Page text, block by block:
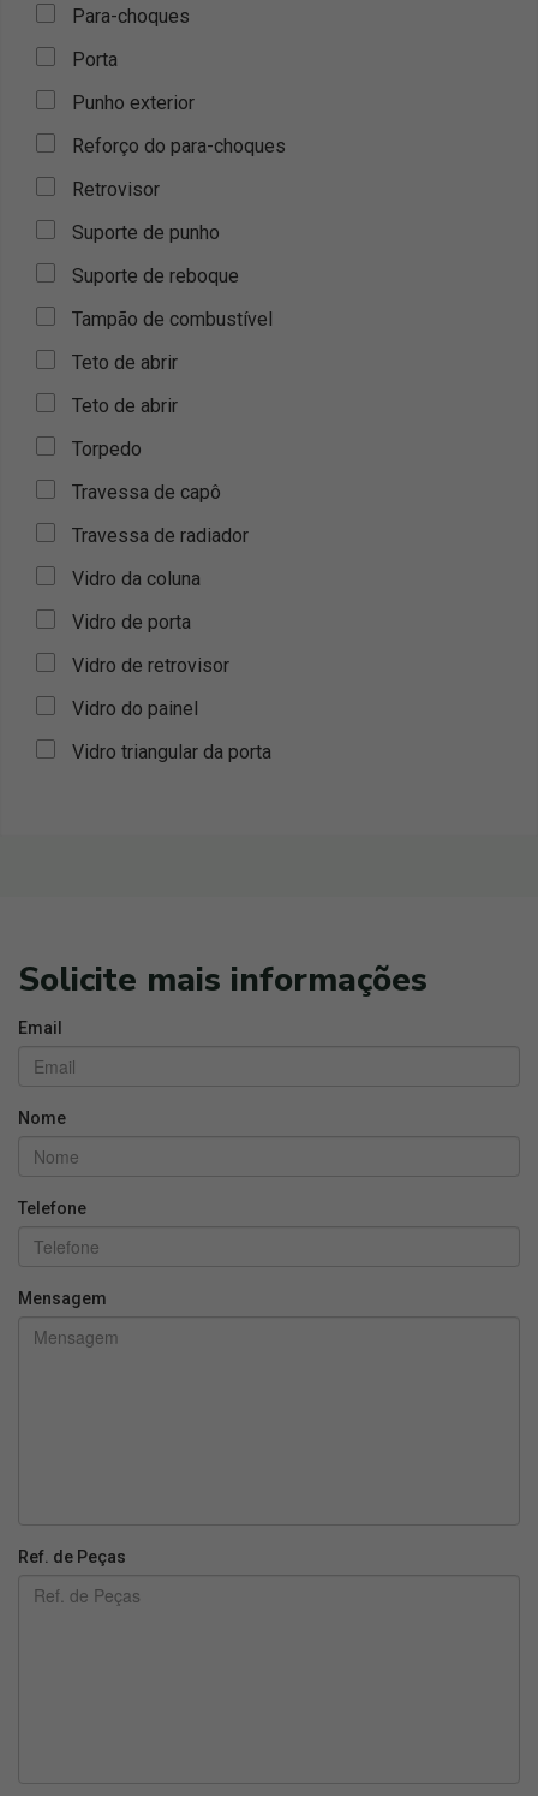
Para-choques
Porta
Punho exterior
Reforço do para-choques
Retrovisor
Suporte de punho
Suporte de reboque
Tampão de combustível
Teto de abrir
Teto de abrir
Torpedo
Travessa de capô
Travessa de radiador
Vidro da coluna
Vidro de porta
Vidro de retrovisor
Vidro do painel
Vidro triangular da porta
Solicite mais informações
Email
Nome
Telefone
Mensagem
Ref. de Peças